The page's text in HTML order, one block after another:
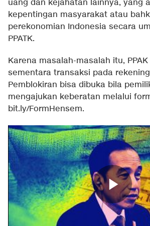
uang dan kejahatan lainnya, yang
kepentingan masyarakat atau
perekonomian Indonesia secara
PPATK.
Karena masalah-masalah itu,
sementara transaksi pada rekening
Pemblokiran bisa dibuka bila
mengajukan keberatan melalui
bit.ly/FormHensem.